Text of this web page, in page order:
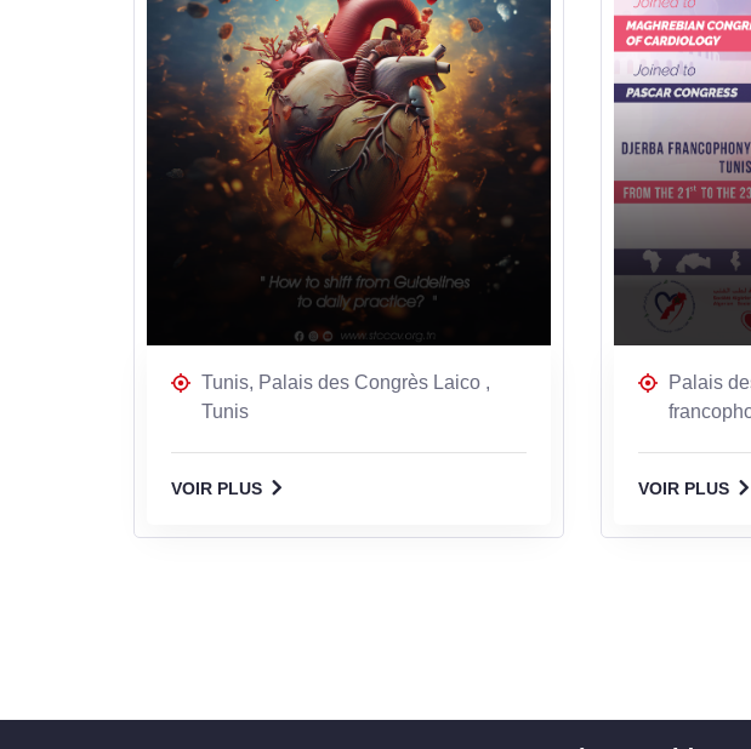
Tunis, Palais des Congrès Laico ,
Tunis
VOIR PLUS
Palais
VOIR PLUS